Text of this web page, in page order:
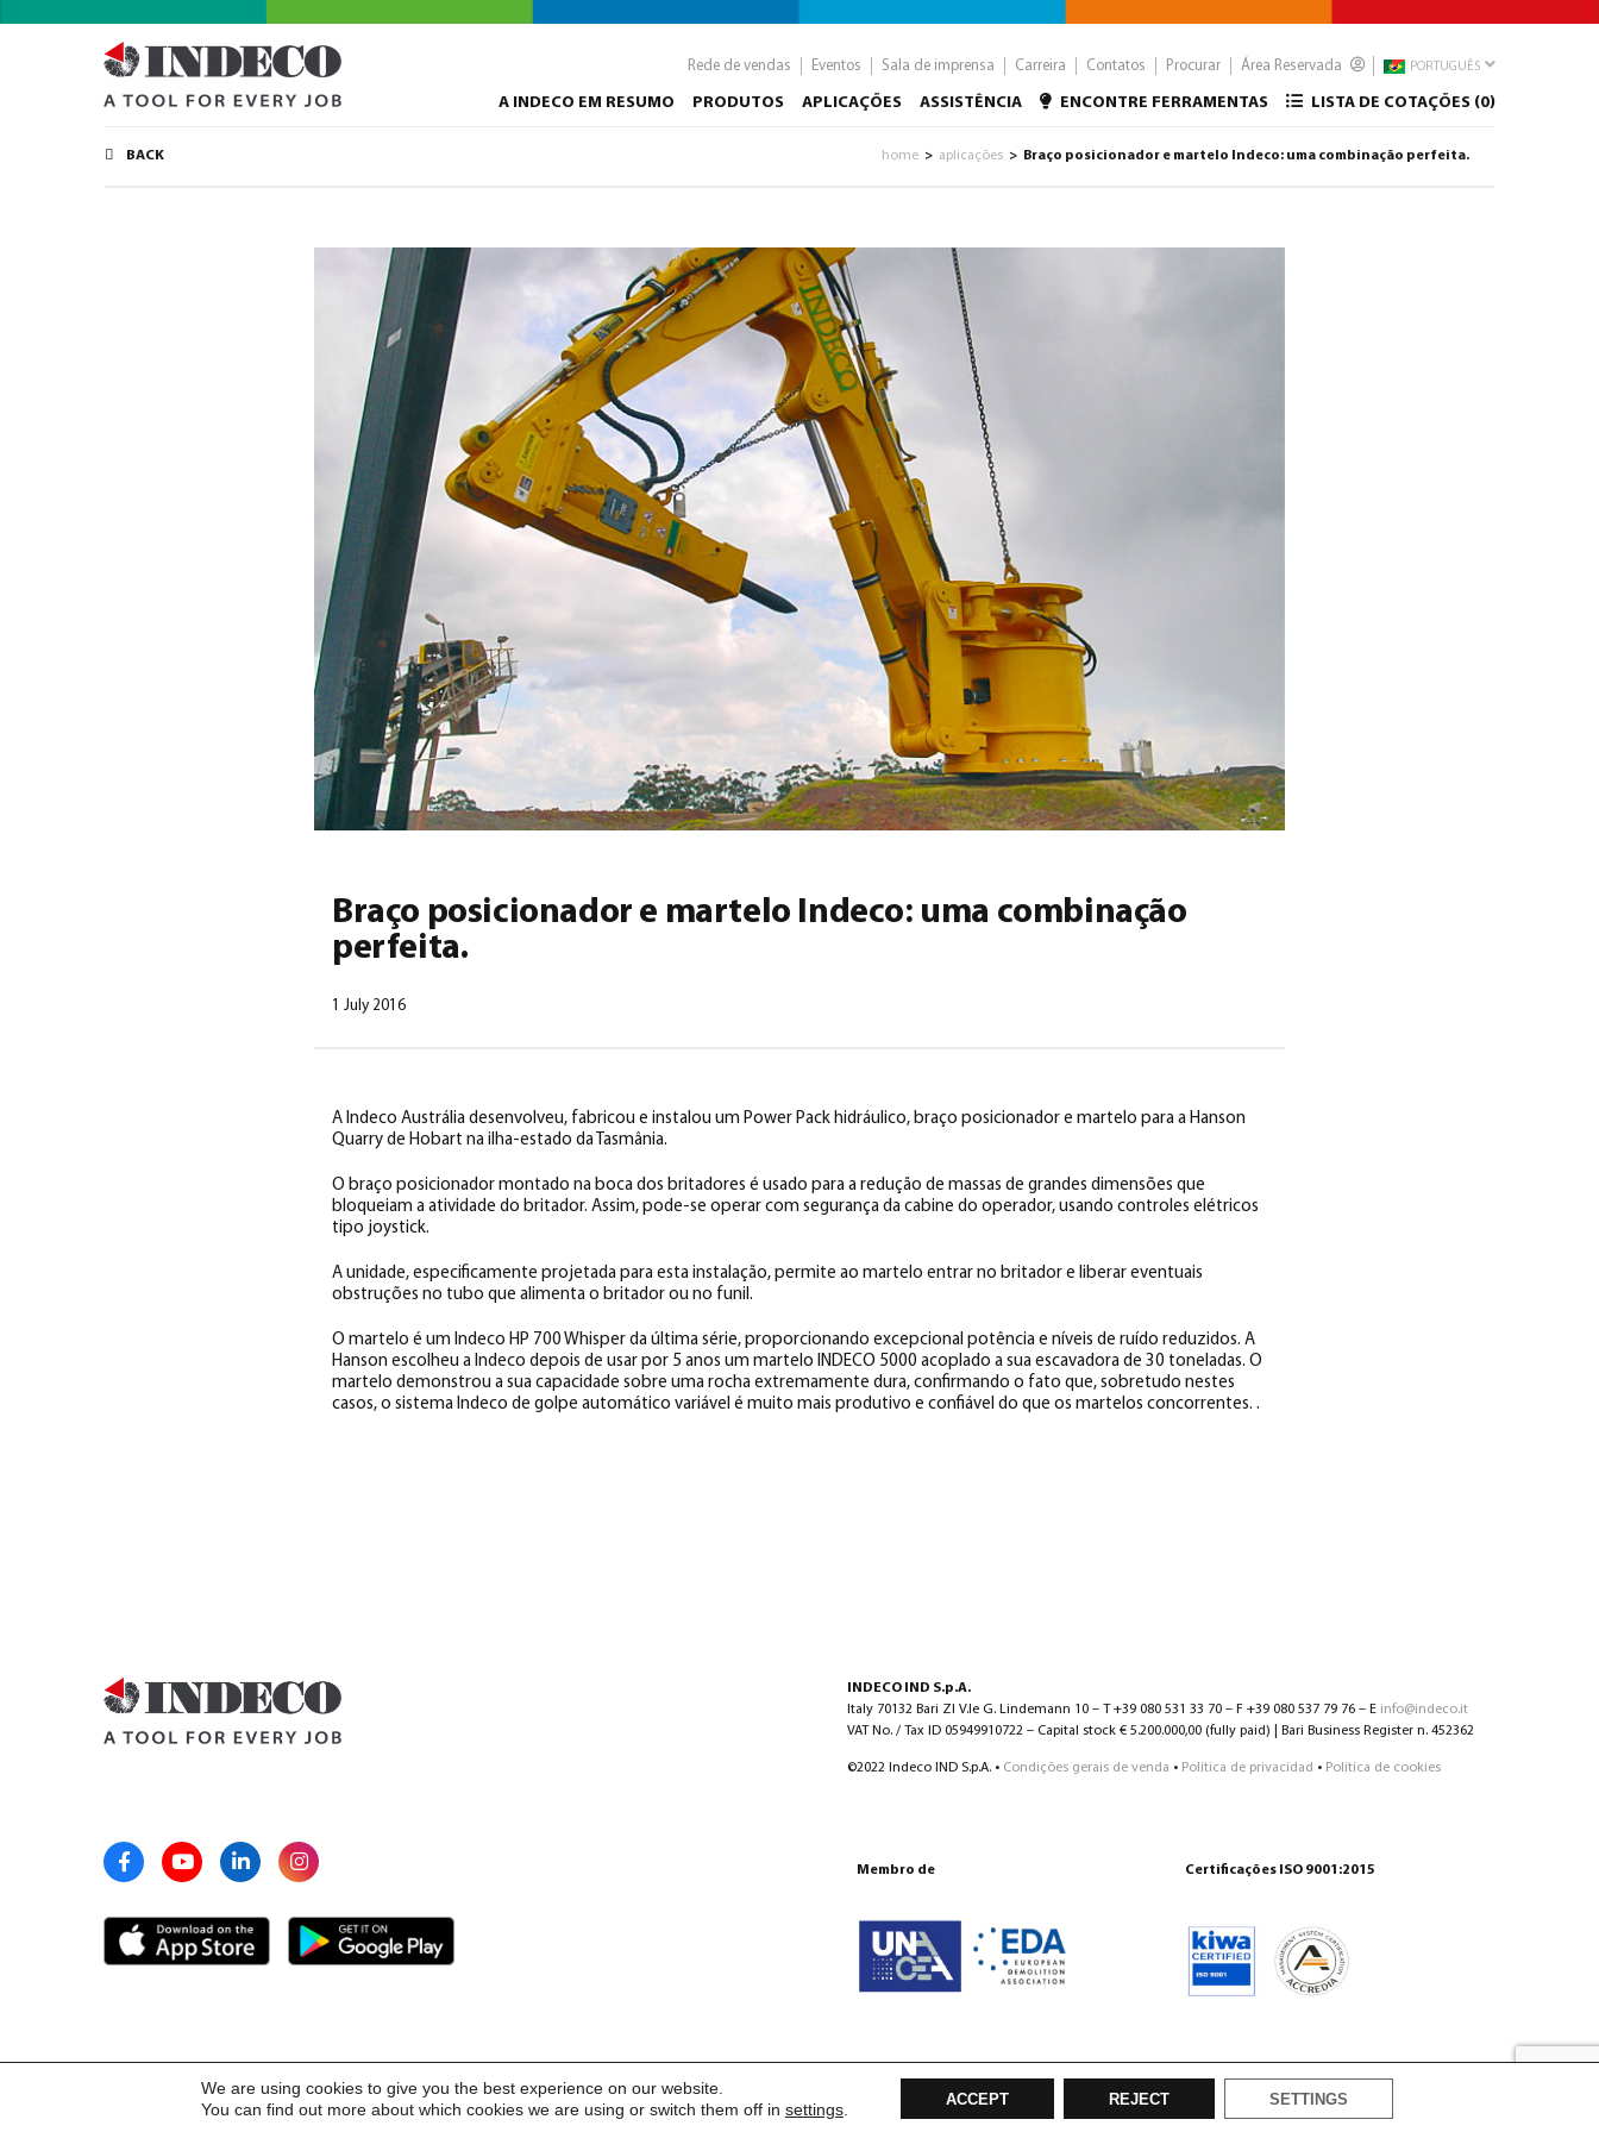
Rede de vendas Eventos Sala de imprensa Carreira Contatos Procurar Área Reservada PORTUGUÊS
A INDECO EM RESUMO PRODUTOS APLICAÇÕES ASSISTÊNCIA ENCONTRE FERRAMENTAS LISTA DE COTAÇÕES (0)
BACK home > aplicações > Braço posicionador e martelo Indeco: uma combinação perfeita.
Braço posicionador e martelo Indeco: uma combinação
perfeita.
1 July 2016
A Indeco Austrália desenvolveu, fabricou e instalou um Power Pack hidráulico, braço posicionador e martelo para a Hanson
Quarry de Hobart na ilha-estado da Tasmânia.
O braço posicionador montado na boca dos britadores é usado para a redução de massas de grandes dimensões que
bloqueiam a atividade do britador. Assim, pode-se operar com segurança da cabine do operador, usando controles elétricos
tipo joystick.
A unidade, especificamente projetada para esta instalação, permite ao martelo entrar no britador e liberar eventuais
obstruções no tubo que alimenta o britador ou no funil.
O martelo é um Indeco HP 700 Whisper da última série, proporcionando excepcional potência e níveis de ruído reduzidos. A
Hanson escolheu a Indeco depois de usar por 5 anos um martelo INDECO 5000 acoplado a sua escavadora de 30 toneladas. O
martelo demonstrou a sua capacidade sobre uma rocha extremamente dura, confirmando o fato que, sobretudo nestes
casos, o sistema Indeco de golpe automático variável é muito mais produtivo e confiável do que os martelos concorrentes. .
INDECO IND S.p.A.
Italy 70132 Bari ZI V.le G. Lindemann 10 – T +39 080 531 33 70 – F +39 080 537 79 76 – E info@indeco.it
VAT No. / Tax ID 05949910722 – Capital stock € 5.200.000,00 (fully paid) | Bari Business Register n. 452362
©2022 Indeco IND S.p.A. • Condições gerais de venda • Política de privacidad • Política de cookies
Membro de Certificações ISO 9001:2015
We are using cookies to give you the best experience on our website.
You can find out more about which cookies we are using or switch them off in settings. ACCEPT REJECT SETTINGS